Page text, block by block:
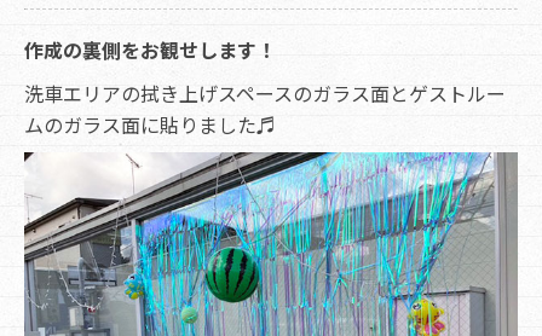
作成の裏側をお観せします！
洗車エリアの拭き上げスペースのガラス面とゲストルー
ムのガラス面に貼りました♬